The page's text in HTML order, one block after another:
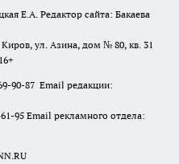
Е.А. Редактор сайта: Бакаева
Киров, ул. Азина, дом № 80, кв. 31
90-87 Email редакции:
95 Email рекламного отдела: